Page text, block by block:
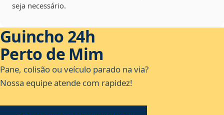
seja necessário.
Guincho 24h
Perto de Mim
Pane, colisão ou veículo parado na via?
Nossa equipe atende com rapidez!